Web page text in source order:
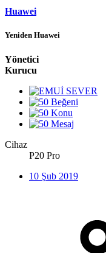
Huawei
Yeniden Huawei
Yönetici
Kurucu
Cihaz
P20 Pro
10 Şub 2019